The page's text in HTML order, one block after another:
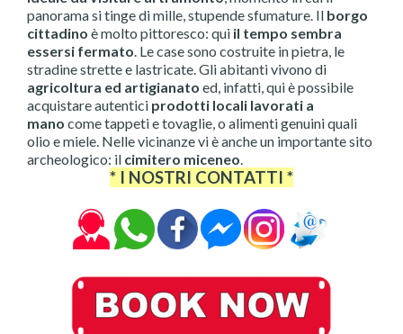
panorama si tinge di mille, stupende sfumature. Il borgo
cittadino è molto pittoresco: qui il tempo sembra
essersi fermato. Le case sono costruite in pietra, le
stradine strette e lastricate. Gli abitanti vivono di
agricoltura ed artigianato ed, infatti, qui è possibile
acquistare autentici prodotti locali lavorati a
mano come tappeti e tovaglie, o alimenti genuini quali
olio e miele. Nelle vicinanze vi è anche un importante sito
archeologico: il cimitero miceneo.
* I NOSTRI CONTATTI *